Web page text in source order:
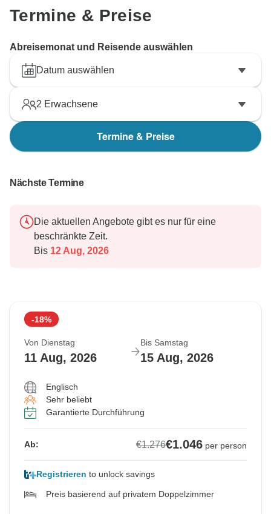
Termine & Preise
Abreisemonat und Reisende auswählen
Datum auswählen
2 Erwachsene
Termine & Preise
Nächste Termine
Die aktuellen Angebote gibt es nur für eine
beschränkte Zeit.
Bis 12 Aug, 2026
-18%
Von Dienstag
11 Aug, 2026
Bis Samstag
15 Aug, 2026
Englisch
Sehr beliebt
Garantierte Durchführung
Ab: €1.276€1.046 per person
Registrieren to unlock savings
Preis basierend auf privatem Doppelzimmer